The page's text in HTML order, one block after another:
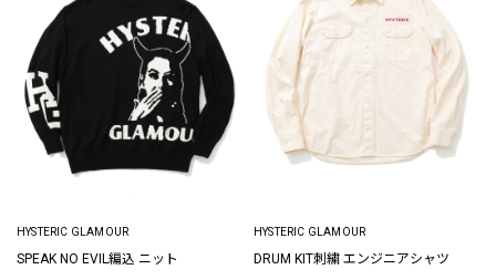
HYSTERIC GLAMOUR
SPEAK NO EVIL編込 ニット
HYSTERIC GLAMOUR
DRUM KIT刺繍 エンジニアシャツ